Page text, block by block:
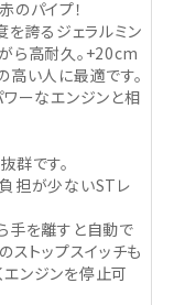
のパイプ！
誇るジェラルミン
ら高耐久。+20cm
高い人に最適です。
ワーなエンジンと相
群です。
担が少ないSTレ
手を離すと自動で
ストップスイッチも
ンジンを停止可